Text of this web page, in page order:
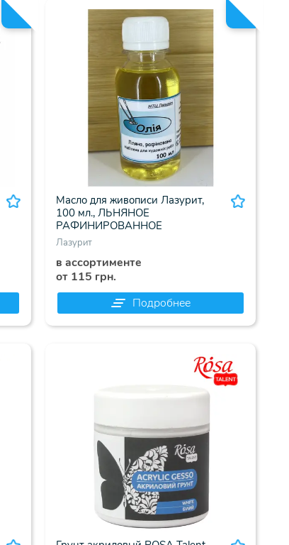
Масло для живописи Лазурит,
100 мл., ЛЬНЯНОЕ
РАФИНИРОВАННОЕ
ОТБЕЛЕННОЕ, , (49367)
Лазурит
в ассортименте
от 115 грн.
Подробнее